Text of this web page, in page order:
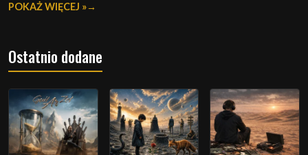
POKAŻ WIĘCEJ »
Ostatnio dodane